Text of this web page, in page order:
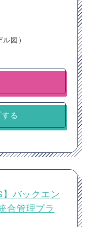
図）
る
バックエン
合管理プラ